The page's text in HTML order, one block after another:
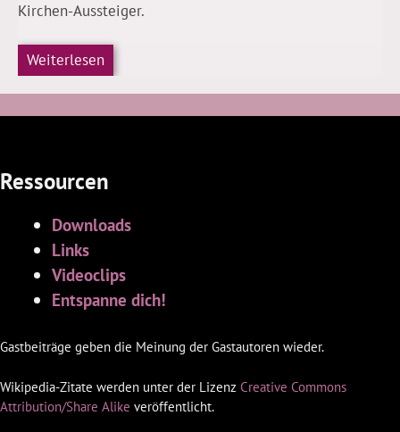
Kirchen-Aussteiger.
Weiterlesen
Ressourcen
Downloads
Links
Videoclips
Entspanne dich!
Gastbeiträge geben die Meinung der Gastautoren wieder.
Wikipedia-Zitate werden unter der Lizenz Creative Commons
Attribution/Share Alike veröffentlicht.